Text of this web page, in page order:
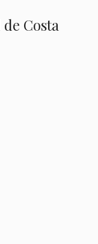
de Costa